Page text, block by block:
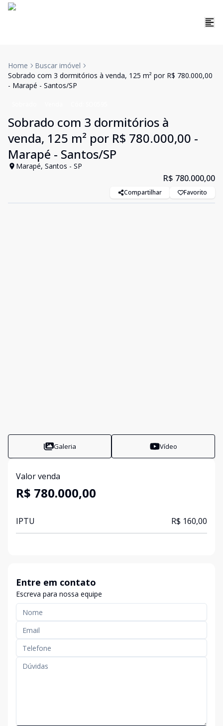
Home
Buscar imóvel
Sobrado com 3 dormitórios à venda, 125 m² por R$ 780.000,00
- Marapé - Santos/SP
Sobrado com 3 dormitórios à
venda, 125 m² por R$ 780.000,00 -
Marapé - Santos/SP
Marapé, Santos - SP
R$ 780.000,00
Compartilhar Favorito
Galeria Vídeo
Valor venda
R$ 780.000,00
IPTU R$ 160,00
Entre em contato
Escreva para nossa equipe